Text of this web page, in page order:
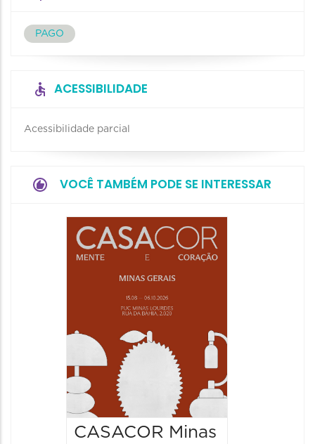
PAGO
ACESSIBILIDADE
Acessibilidade parcial
VOCÊ TAMBÉM PODE SE INTERESSAR
CASACOR Minas